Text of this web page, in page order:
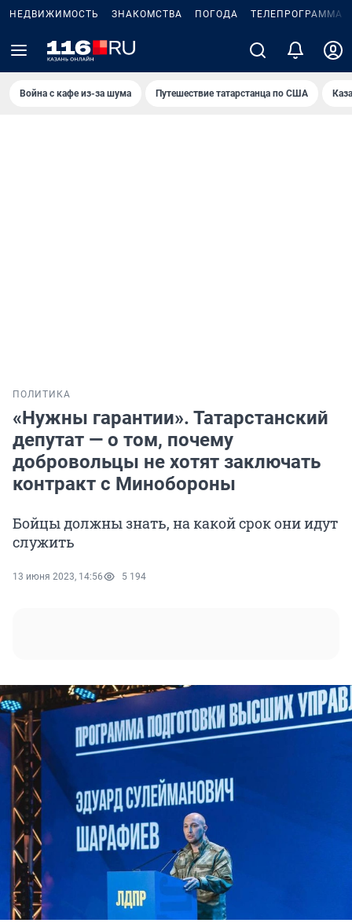
НЕДВИЖИМОСТЬ ЗНАКОМСТВА ПОГОДА ТЕЛЕПРОГРАММА
Война с кафе из-за шума Путешествие татарстанца по США
ПОЛИТИКА
«Нужны гарантии». Татарстанский
депутат — о том, почему
добровольцы не хотят заключать
контракт с Минобороны
Бойцы должны знать, на какой срок они идут
служить
13 июня 2023, 14:56 5 194